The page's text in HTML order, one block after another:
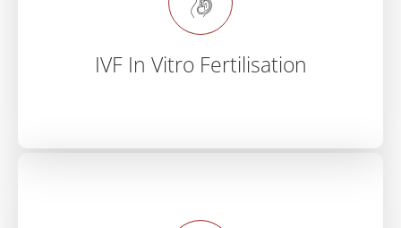
IVF In Vitro Fertilisation